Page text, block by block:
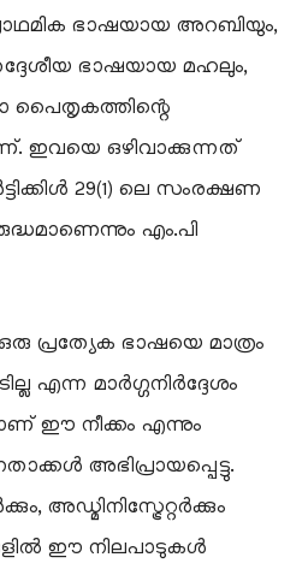
ഭാഷയായ അറബിയും,
ഭാഷയായ മഹലും,
പൈതൃകത്തിന്റെ
ഇവയെ ഒഴിവാക്കുന്നത്
29(1) ലെ സംരക്ഷണ
എം.പി
പ്രത്യേക ഭാഷയെ മാത്രം
എന്ന മാർഗ്ഗനിർദ്ദേശം
ഈ നീക്കം എന്നും
അഭിപ്രായപ്പെട്ടു.
അഡ്മിനിസ്ട്രേറ്റർക്കും
ഈ നിലപാടുകൾ